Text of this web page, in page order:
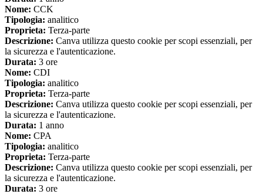
Nome: CCK
Tipologia: analitico
Proprieta: Terza-parte
Descrizione: Canva utilizza questo cookie per scopi essenziali, per
la sicurezza e l'autenticazione.
Durata: 3 ore
Nome: CDI
Tipologia: analitico
Proprieta: Terza-parte
Descrizione: Canva utilizza questo cookie per scopi essenziali, per
la sicurezza e l'autenticazione.
Durata: 1 anno
Nome: CPA
Tipologia: analitico
Proprieta: Terza-parte
Descrizione: Canva utilizza questo cookie per scopi essenziali, per
la sicurezza e l'autenticazione.
Durata: 3 ore